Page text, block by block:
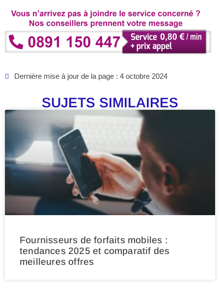
Dernière mise à jour de la page : 4 octobre 2024
SUJETS SIMILAIRES
Fournisseurs de forfaits mobiles :
tendances 2025 et comparatif des
meilleures offres